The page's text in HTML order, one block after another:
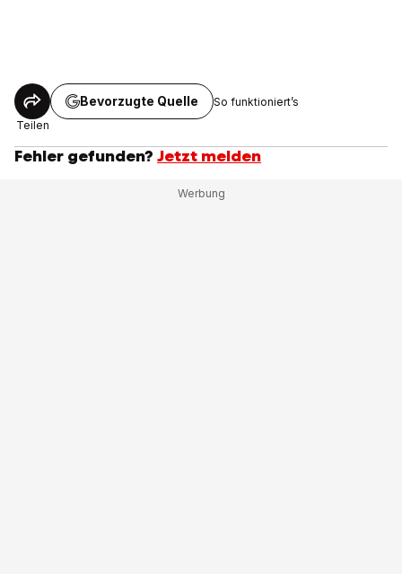
Teilen
Bevorzugte Quelle So funktioniert’s
Fehler gefunden? Jetzt melden